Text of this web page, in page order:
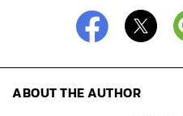
ABOUT THE AUTHOR